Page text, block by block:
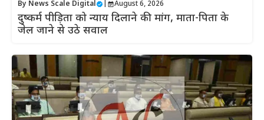
By News Scale Digital August 6, 2026
दुष्कर्म पीड़िता को न्याय दिलाने की मांग, माता-पिता के
जेल जाने से उठे सवाल